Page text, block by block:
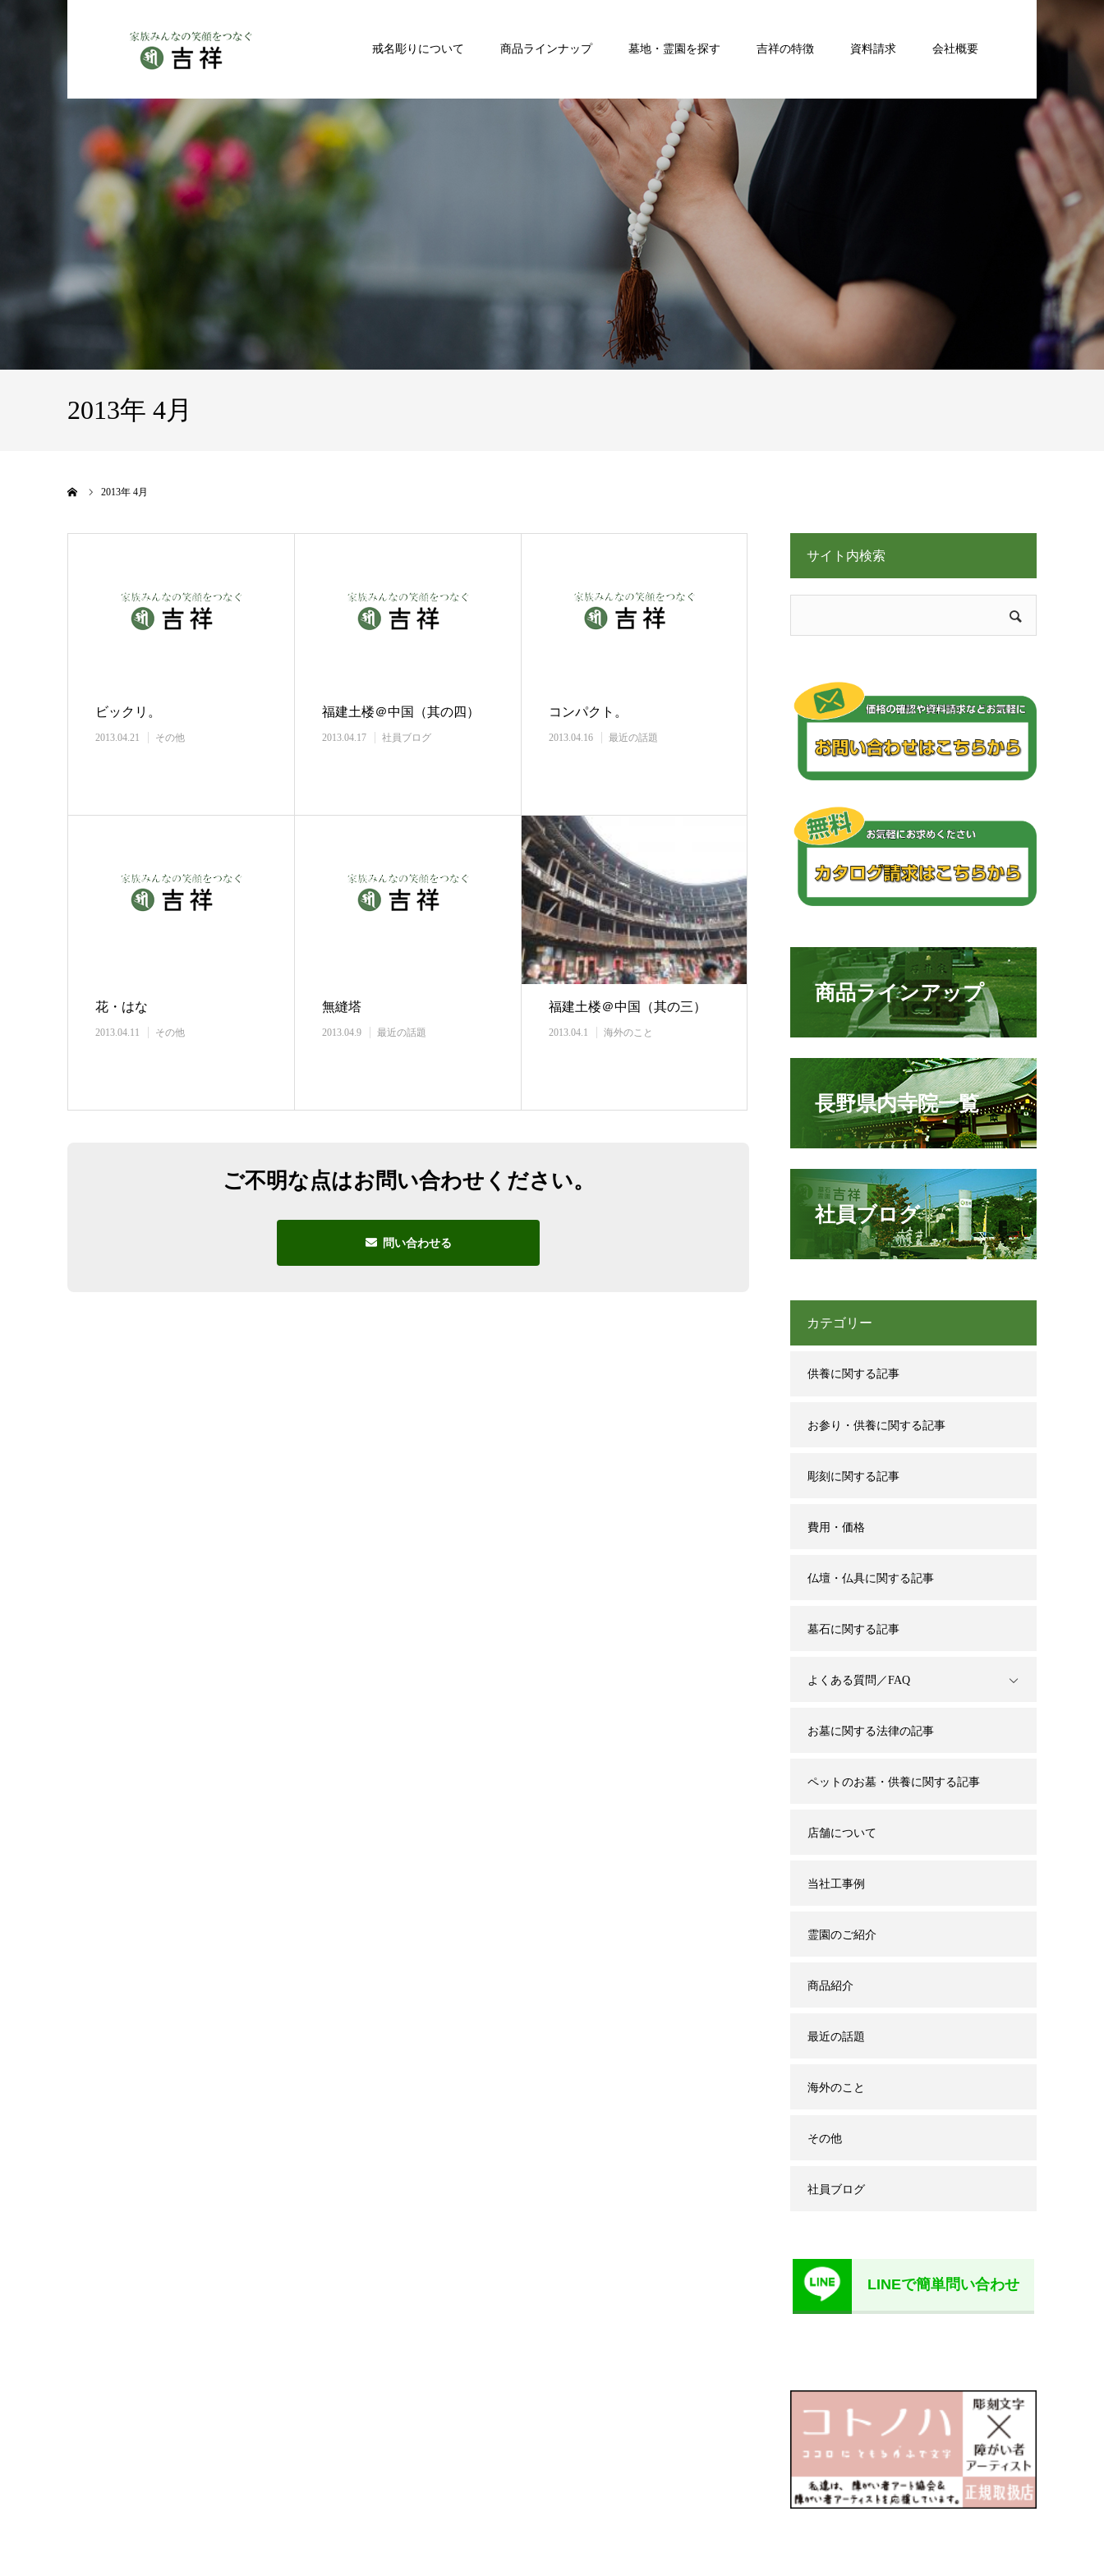
戒名彫りについて 商品ラインナップ 墓地・霊園を探す 吉祥の特徴 資料請求 会社概要
2013年 4月
2013年 4月
ビックリ。
2013.04.21 その他
福建土楼＠中国（其の四）
2013.04.17 社員ブログ
コンパクト。
2013.04.16 最近の話題
花・はな
2013.04.11 その他
無縫塔
2013.04.9 最近の話題
福建土楼＠中国（其の三）
2013.04.1 海外のこと
ご不明な点はお問い合わせください。
問い合わせる
サイト内検索
商品ラインアップ
長野県内寺院一覧
社員ブログ
カテゴリー
供養に関する記事
お参り・供養に関する記事
彫刻に関する記事
費用・価格
仏壇・仏具に関する記事
墓石に関する記事
よくある質問／FAQ
お墓に関する法律の記事
ペットのお墓・供養に関する記事
店舗について
当社工事例
霊園のご紹介
商品紹介
最近の話題
海外のこと
その他
社員ブログ
LINEで簡単問い合わせ